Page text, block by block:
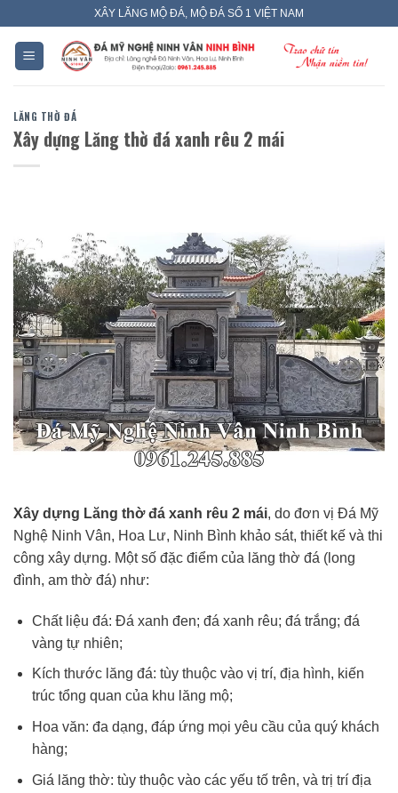
content
XÂY LĂNG MỘ ĐÁ, MỘ ĐÁ SỐ 1 VIỆT NAM
LĂNG THỜ ĐÁ
Xây dựng Lăng thờ đá xanh rêu 2 mái
Xây dựng Lăng thờ đá xanh rêu 2 mái, do đơn vị Đá Mỹ
Nghệ Ninh Vân, Hoa Lư, Ninh Bình khảo sát, thiết kế và thi
công xây dựng. Một số đặc điểm của lăng thờ đá (long
đình, am thờ đá) như:
Chất liệu đá: Đá xanh đen; đá xanh rêu; đá trắng; đá
vàng tự nhiên;
Kích thước lăng đá: tùy thuộc vào vị trí, địa hình, kiến
trúc tổng quan của khu lăng mộ;
Hoa văn: đa dạng, đáp ứng mọi yêu cầu của quý khách
hàng;
Giá lăng thờ: tùy thuộc vào các yếu tố trên, và trị trí địa